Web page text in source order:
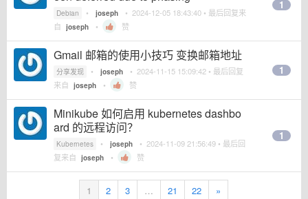
Debian • joseph • 2024-12-05 18:43:40 • 最后回复来
自 joseph • 赞
1
Gmail 邮箱的使用小技巧 变换邮箱地址
分享发现 • joseph • 2024-11-15 15:09:42 • 最后回复
来自 joseph • 赞
1
Minikube 如何启用 kubernetes dashbo
ard 的远程访问？
Kubernetes • joseph • 2024-11-09 21:56:49 • 最后回
复来自 joseph • 赞
1
1 2 3 … 21 22 »